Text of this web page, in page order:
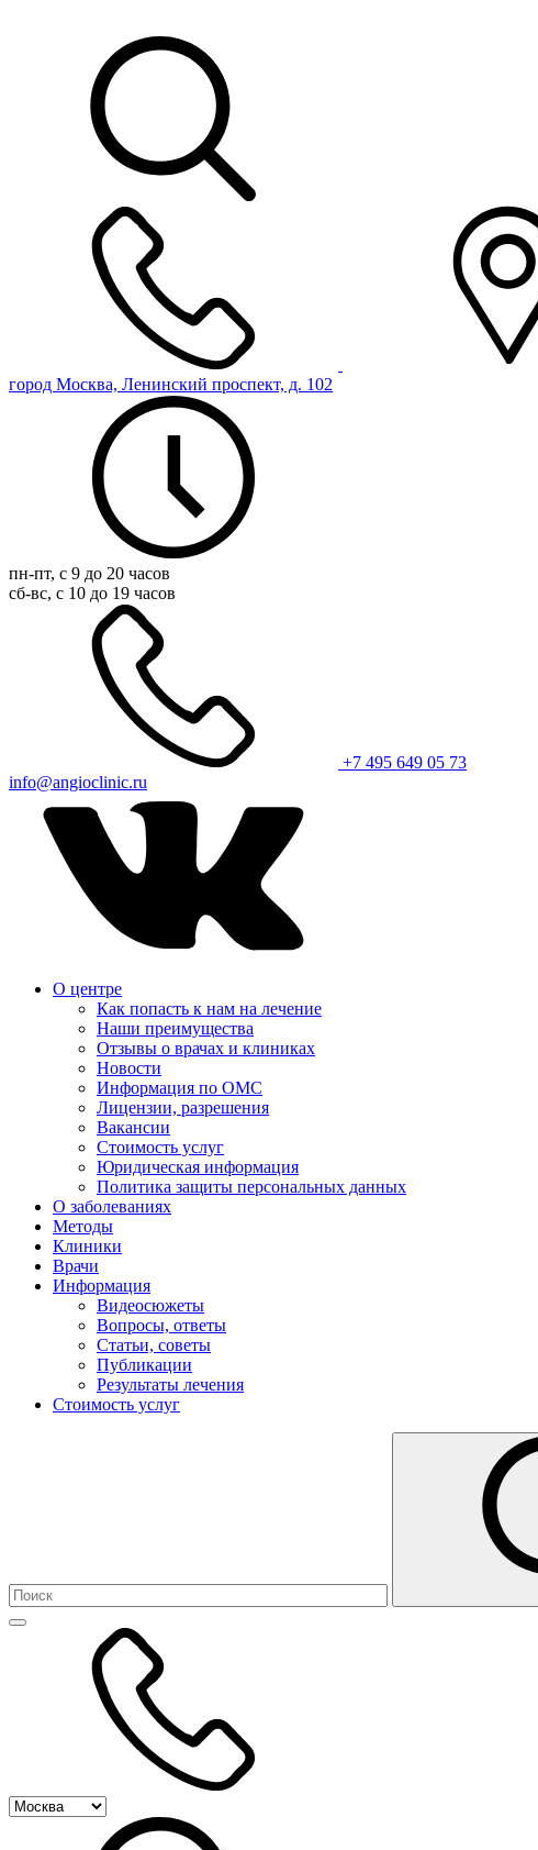
город Москва, Ленинский проспект, д. 102
пн-пт, с 9 до 20 часов
сб-вс, с 10 до 19 часов
+7 495 649 05 73
info@angioclinic.ru
О центре
Как попасть к нам на лечение
Наши преимущества
Отзывы о врачах и клиниках
Новости
Информация по ОМС
Лицензии, разрешения
Вакансии
Стоимость услуг
Юридическая информация
Политика защиты персональных данных
О заболеваниях
Методы
Клиники
Врачи
Информация
Видеосюжеты
Вопросы, ответы
Статьи, советы
Публикации
Результаты лечения
Стоимость услуг